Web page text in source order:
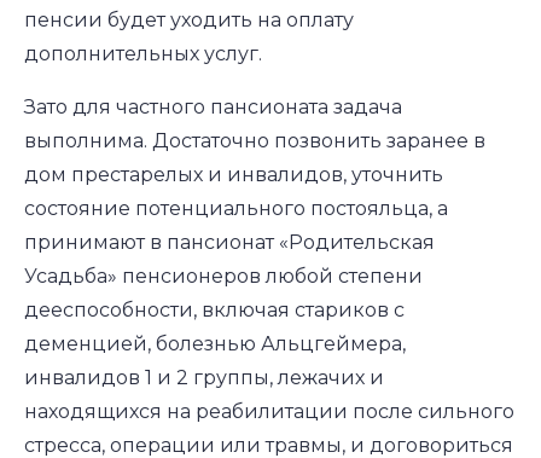
пенсии будет уходить на оплату
дополнительных услуг.
Зато для частного пансионата задача
выполнима. Достаточно позвонить заранее в
дом престарелых и инвалидов, уточнить
состояние потенциального постояльца, а
принимают в пансионат «Родительская
Усадьба» пенсионеров любой степени
дееспособности, включая стариков с
деменцией, болезнью Альцгеймера,
инвалидов 1 и 2 группы, лежачих и
находящихся на реабилитации после сильного
стресса, операции или травмы, и договориться